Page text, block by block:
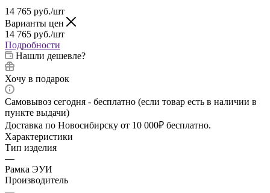
14 765 руб./шт
Варианты цен
14 765 руб./шт
Подробности
Нашли дешевле?
Хочу в подарок
Самовывоз сегодня - бесплатно (если товар есть в наличии в
пункте выдачи)
Доставка по Новосибирску от 10 000₽ бесплатно.
Характеристики
Тип изделия
—
Рамка ЭУИ
Производитель
—